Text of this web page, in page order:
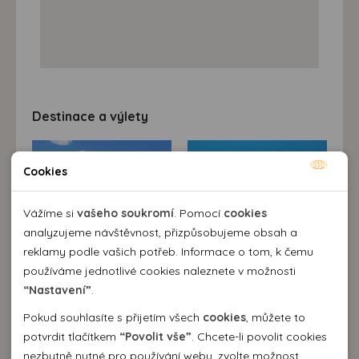
Destinace a výlety
Přímořské letovisko Kemer se nachází pouze 40 km
západně od Antalye. Hlavní turistické cíle jsou moře a
nádherná příroda v okolí např. pohoří Taurus, které
Cookies
Vážíme si vašeho soukromí. Pomocí cookies
analyzujeme návštěvnost, přizpůsobujeme obsah a
reklamy podle vašich potřeb. Informace o tom, k čemu
používáme jednotlivé cookies naleznete v možnosti
“Nastavení”.
Pokud souhlasíte s přijetím všech cookies, můžete to
potvrdit tlačítkem “Povolit vše”. Chcete-li povolit cookies
nezbytně nutné pro používání webu, zvolte možnost
Nutné cookies pomáhají, aby byla webová stránka
použitelná tak, že umožní základní funkce jako navigace
stránky a přístup k zabezpečeným sekcím webové stránky.
Webová stránka nemůže správně fungovat bez těchto
cookies.
Analytické cookies